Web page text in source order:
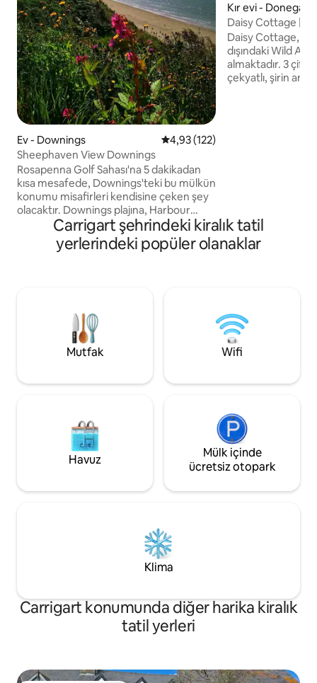
Ev - Downings 5 üzerinden ortalama 4,93
4,93 (122)
Sheephaven View Downings
Rosapenna Golf Sahası'na 5 dakikadan
kısa mesafede, Downings'teki bu mülkün
konumu misafirleri kendisine çeken şey
olacaktır. Downings plajına, Harbour
Bar'a, Fisk Seafood Bar'a, Olde Glen Bar'a
(Mitchelin Rehberi'nde geçer) 5
dakikadan kısa mesafede. Carrigart
yaşam alanı. Ankastre depolama alanına
sahip 3 büyük yatak odası. Evcil
hayvanlara kesinlikle izin verilmez. İstisna
Kır evi - Donegal
Daisy Cottage |
Downings,
Daisy Cottage,
dışındaki Wild
almaktadır. 3 çift kişilik yataklı ve ek
çekyatlı, şirin
Carrigart şehrindeki kiralık tatil
yerlerindeki popüler olanaklar
Mutfak Wifi
Havuz
Mülk içinde
ücretsiz otopark
Klima
Carrigart konumunda diğer harika kiralık
tatil yerleri